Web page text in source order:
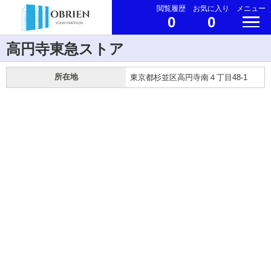
閲覧履歴
0
お気に入り
0
メニュー
高円寺東急ストア
所在地 東京都杉並区高円寺南４丁目48-1